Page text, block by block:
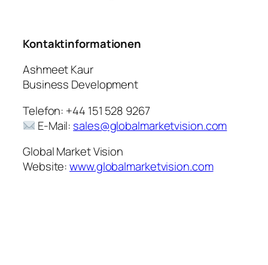
Kontaktinformationen
Ashmeet Kaur
Business Development
Telefon: +44 151 528 9267
E-Mail: sales@globalmarketvision.com
Global Market Vision
Website:www.globalmarketvision.com